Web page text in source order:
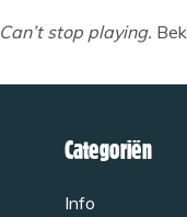
Can’t stop playing.
Categoriën
Info